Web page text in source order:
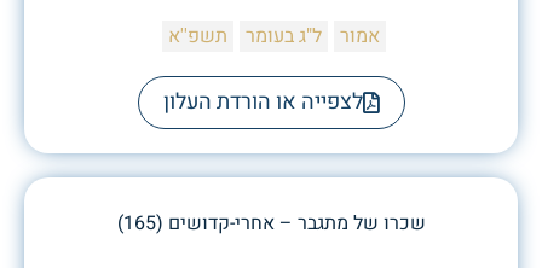
אמור ל"ג בעומר תשפ''א
לצפייה או הורדת העלון
שכרו של מתגבר – אחרי-קדושים (165)